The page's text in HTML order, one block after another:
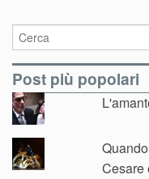
Post più popolari
Cesare